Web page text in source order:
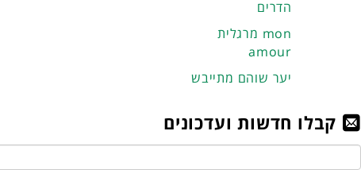
הדרים
מרגלית mon
amour
יער שוהם מתייבש
קבלו חדשות ועדכונים